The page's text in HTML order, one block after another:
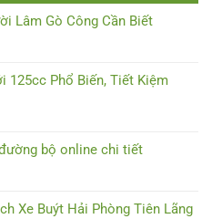
Lâm Gò Công Cần Biết
125cc Phổ Biến, Tiết Kiệm
bộ online chi tiết
Xe Buýt Hải Phòng Tiên Lãng